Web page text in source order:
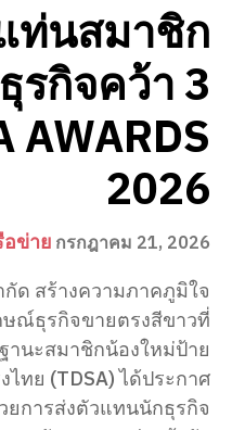
ท่นสมาชิก
รกิจคว้า 3
AWARDS
2026
อข่าย กรกฎาคม 21, 2026
ด สร้างความภาคภูมิใจ
ณ์ธุรกิจขายตรงสีขาวที่
านะสมาชิกน้องใหม่ป้าย
ทย (TDSA) ได้ประกาศ
ยการส่งตัวแทนนักธุรกิจ